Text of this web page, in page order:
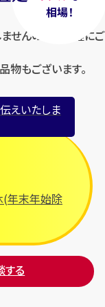
相場！
せんのでお気軽にご
もございます。
えいたしま
(年末年始除
する